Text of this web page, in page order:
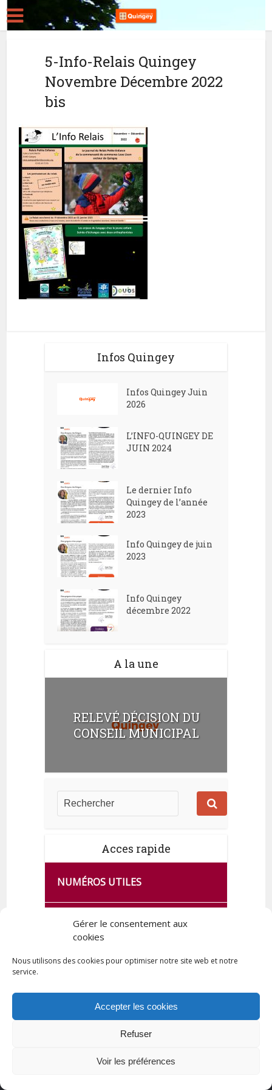
Gérer le consentement aux
cookies
Nous utilisons des cookies pour optimiser notre site web et notre
service.
Accepter les cookies
Refuser
Voir les préférences
5-Info-Relais Quingey
Novembre Décembre 2022
bis
Infos Quingey
Infos Quingey Juin
2026
L’INFO-QUINGEY DE
JUIN 2024
Le dernier Info
Quingey de l’année
2023
Info Quingey de juin
2023
Info Quingey
décembre 2022
A la une
RELEVÉ DÉCISION DU
CONSEIL MUNICIPAL
Acces rapide
NUMÉROS UTILES
CA SE PASSE À FRANCE SERVICES
DE QUINGEY
Tous droits réservés © 2023 Commune de Quingey / Création -